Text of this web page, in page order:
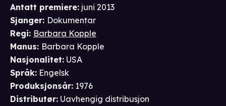
Antatt premiere: juni 2013
Sjanger: Dokumentar
Regi: Barbara Kopple
Manus: Barbara Kopple
Nasjonalitet: USA
Språk: Engelsk
Produksjonsår: 1976
Distributør: Uavhengig distribusjon